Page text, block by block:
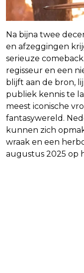
Na bijna twee
en afzeggingen
serieuze
regisseur en een
blijft aan de bron,
publiek kennis te
meest iconische
fantasywereld.
kunnen zich
wraak en een
augustus 2025 op